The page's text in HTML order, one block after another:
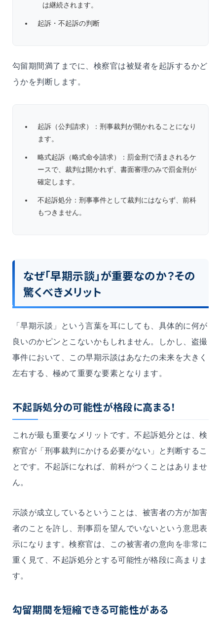
は継続されます。
起訴・不起訴の判断
勾留期間満了までに、検察官は被疑者を起訴するかど
うかを判断します。
起訴（公判請求）：刑事裁判が開かれることになり
ます。
略式起訴（略式命令請求）：罰金刑で済まされるケ
ースで、裁判は開かれず、書面審理のみで罰金刑が
確定します。
不起訴処分：刑事事件として裁判にはならず、前科
もつきません。
なぜ「早期示談」が重要なのか？その
驚くべきメリット
「早期示談」という言葉を耳にしても、具体的に何が
良いのかピンとこないかもしれません。しかし、盗撮
事件において、この早期示談はあなたの未来を大きく
左右する、極めて重要な要素となります。
不起訴処分の可能性が格段に高まる！
これが最も重要なメリットです。不起訴処分とは、検
察官が「刑事裁判にかける必要がない」と判断するこ
とです。不起訴になれば、前科がつくことはありませ
ん。
示談が成立しているということは、被害者の方が加害
者のことを許し、刑事罰を望んでいないという意思表
示になります。検察官は、この被害者の意向を非常に
重く見て、不起訴処分とする可能性が格段に高まりま
す。
勾留期間を短縮できる可能性がある